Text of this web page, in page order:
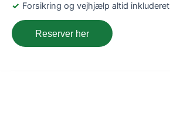
Forsikring og vejhjælp altid inkluderet
Reserver her